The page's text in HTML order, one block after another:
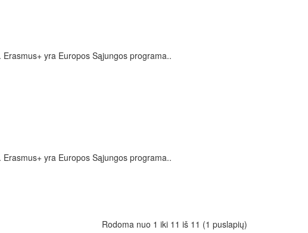
yra Europos Sąjungos programa..
yra Europos Sąjungos programa..
Rodoma nuo 1 iki 11 iš 11 (1 puslapių)